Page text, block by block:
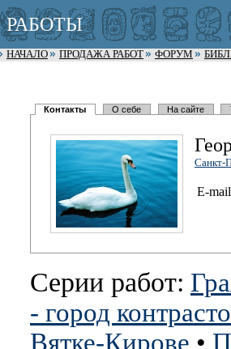
РАБОТЫ
НАЧАЛО ПРОДАЖА РАБОТ ФОРУМ
Контакты О себе На сайте
Санкт-
E-
Серии работ:
- город
Вятке-Кирове •